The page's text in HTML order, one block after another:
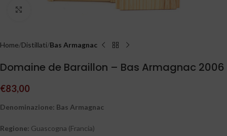
Home Distillati Bas Armagnac
Domaine de Baraillon – Bas Armagnac 2006
€83,00
Denominazione: Bas Armagnac
Regione: Guascogna (Francia)